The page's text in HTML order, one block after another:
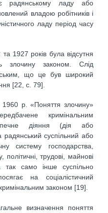
радянському ладу або
владою робітників і
ладу період часу
1927 років була відсутня
злочину законом. Слід
що це був широкий
[22, с. 79].
р. «Поняття злочину»
кримінальним
діяння (дія або
радянський суспільний або
систему господарства,
політичні, трудові, майнові
само інше суспільно
на соціалістичний
законом [19].
визначення поняття